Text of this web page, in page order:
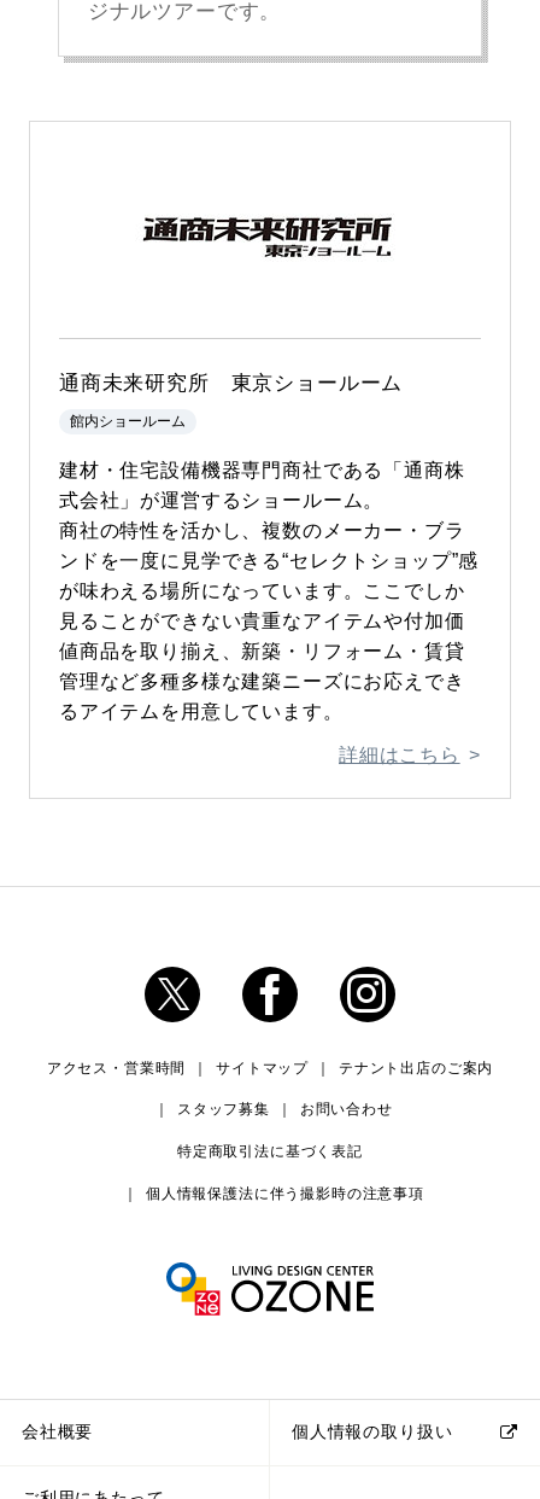
ジナルツアーです。
通商未来研究所 東京ショールーム
館内ショールーム
建材・住宅設備機器専門商社である「通商株
式会社」が運営するショールーム。
商社の特性を活かし、複数のメーカー・ブラ
ンドを一度に見学できる“セレクトショップ”感
が味わえる場所になっています。ここでしか
見ることができない貴重なアイテムや付加価
値商品を取り揃え、新築・リフォーム・賃貸
管理など多種多様な建築ニーズにお応えでき
るアイテムを用意しています。
詳細はこちら
アクセス・営業時間 サイトマップ テナント出店のご案内
スタッフ募集 お問い合わせ
特定商取引法に基づく表記
個人情報保護法に伴う撮影時の注意事項
会社概要 個人情報の取り扱い